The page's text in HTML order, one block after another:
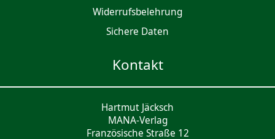
Widerrufsbelehrung
Sichere Daten
Kontakt
Hartmut Jäcksch
MANA-Verlag
Französische Straße 12